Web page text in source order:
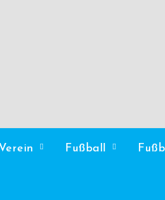
Verein Fußball